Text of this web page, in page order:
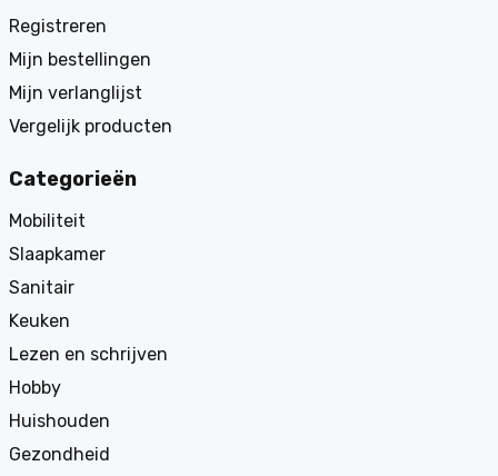
Registreren
Mijn bestellingen
Mijn verlanglijst
Vergelijk producten
Categorieën
Mobiliteit
Slaapkamer
Sanitair
Keuken
Lezen en schrijven
Hobby
Huishouden
Gezondheid